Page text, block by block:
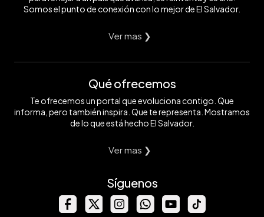
Somos el punto de conexión con lo mejor de El Salvador.
Ver mas ❯
Qué ofrecemos
Te ofrecemos un portal que evoluciona contigo. Que
informa, pero también inspira. Que te representa. Mostramos
de lo que está hecho El Salvador.
Ver mas ❯
Síguenos